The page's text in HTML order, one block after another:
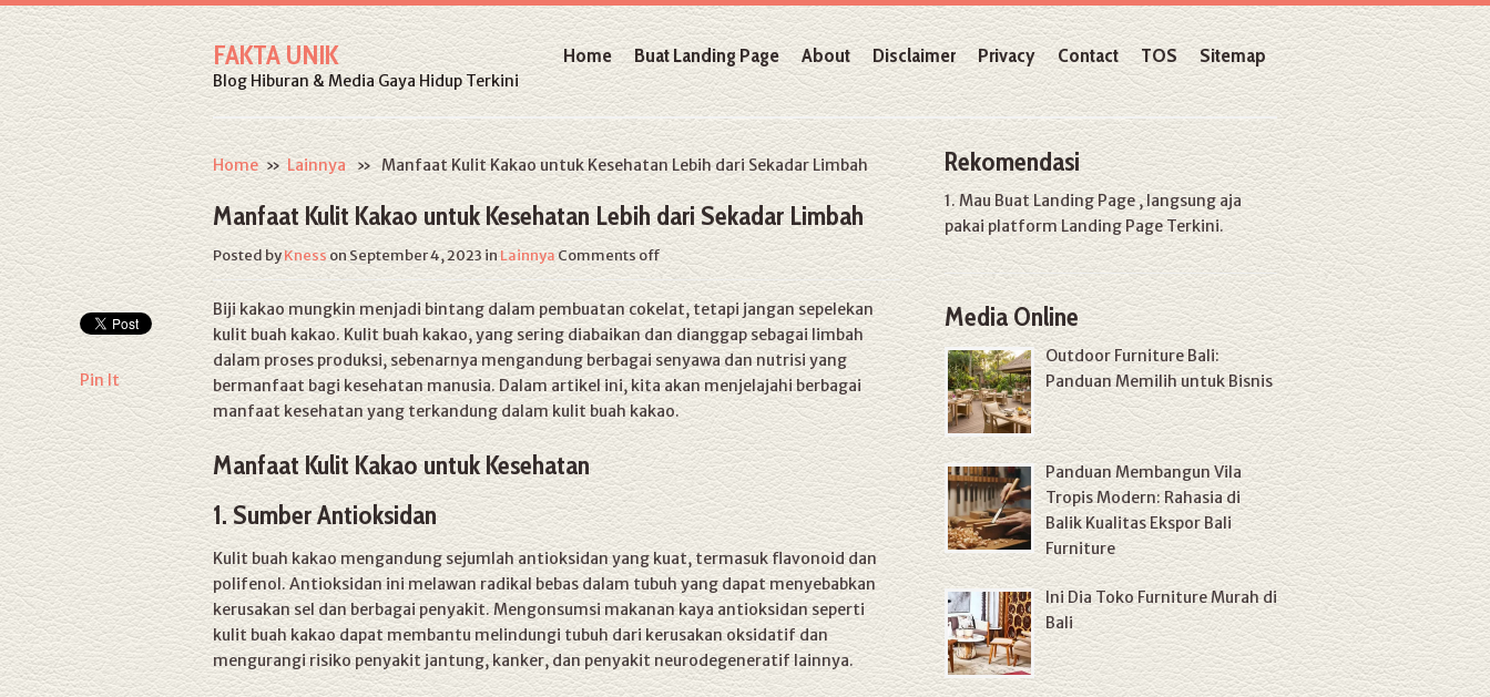
FAKTA UNIK
Blog Hiburan & Media Gaya Hidup Terkini
Home Buat Landing Page About Disclaimer Privacy Contact TOS Sitemap
Home»Lainnya» Manfaat Kulit Kakao untuk Kesehatan Lebih dari Sekadar Limbah
Manfaat Kulit Kakao untuk Kesehatan Lebih dari Sekadar Limbah
Posted byKnesson September 4, 2023inLainnyaComments off
Pin It
Biji kakao mungkin menjadi bintang dalam pembuatan cokelat, tetapi jangan sepelekan
kulit buah kakao. Kulit buah kakao, yang sering diabaikan dan dianggap sebagai limbah
dalam proses produksi, sebenarnya mengandung berbagai senyawa dan nutrisi yang
bermanfaat bagi kesehatan manusia. Dalam artikel ini, kita akan menjelajahi berbagai
manfaat kesehatan yang terkandung dalam kulit buah kakao.
Manfaat Kulit Kakao untuk Kesehatan
1. Sumber Antioksidan
Kulit buah kakao mengandung sejumlah antioksidan yang kuat, termasuk flavonoid dan
polifenol. Antioksidan ini melawan radikal bebas dalam tubuh yang dapat menyebabkan
kerusakan sel dan berbagai penyakit. Mengonsumsi makanan kaya antioksidan seperti
kulit buah kakao dapat membantu melindungi tubuh dari kerusakan oksidatif dan
mengurangi risiko penyakit jantung, kanker, dan penyakit neurodegeneratif lainnya.
Rekomendasi
1. MauBuat Landing Page, langsung aja
pakai platform Landing Page Terkini.
Media Online
Outdoor Furniture Bali:
Panduan Memilih untuk Bisnis
Panduan Membangun Vila
Tropis Modern: Rahasia di
Balik Kualitas Ekspor Bali
Furniture
Ini Dia Toko Furniture Murah di
Bali